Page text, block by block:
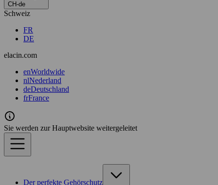
CH-de
Schweiz
FR
DE
elacin.com
enWorldwide
nlNederland
deDeutschland
frFrance
Sie werden zur Hauptwebsite weitergeleitet
Der perfekte Gehörschutz